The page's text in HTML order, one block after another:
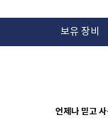
보유 장비
언제나 믿고